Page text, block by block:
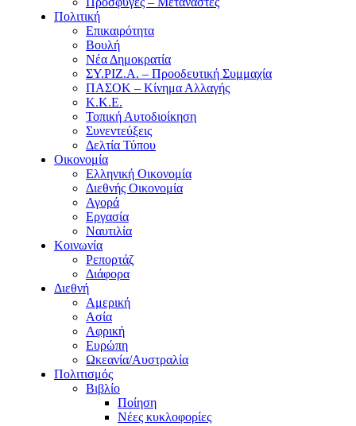
Πολιτική
Επικαιρότητα
Βουλή
Νέα Δημοκρατία
ΣΥ.ΡΙΖ.Α. – Προοδευτική Συμμαχία
ΠΑΣΟΚ – Κίνημα Αλλαγής
Κ.Κ.Ε.
Τοπική Αυτοδιοίκηση
Συνεντεύξεις
Δελτία Τύπου
Οικονομία
Ελληνική Οικονομία
Διεθνής Οικονομία
Αγορά
Εργασία
Ναυτιλία
Κοινωνία
Ρεπορτάζ
Διάφορα
Διεθνή
Αμερική
Ασία
Αφρική
Ευρώπη
Ωκεανία/Αυστραλία
Πολιτισμός
Βιβλίο
Ποίηση
Νέες κυκλοφορίες